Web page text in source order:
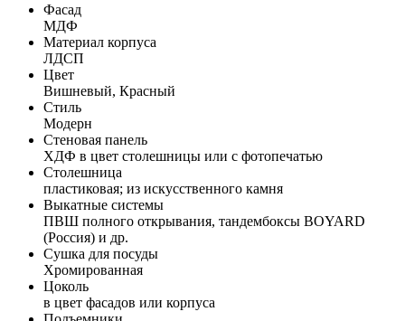
Фасад
МДФ
Материал корпуса
ЛДСП
Цвет
Вишневый, Красный
Стиль
Модерн
Стеновая панель
ХДФ в цвет столешницы или с фотопечатью
Столешница
пластиковая; из искусственного камня
Выкатные системы
ПВШ полного открывания, тандембоксы BOYARD
(Россия) и др.
Сушка для посуды
Хромированная
Цоколь
в цвет фасадов или корпуса